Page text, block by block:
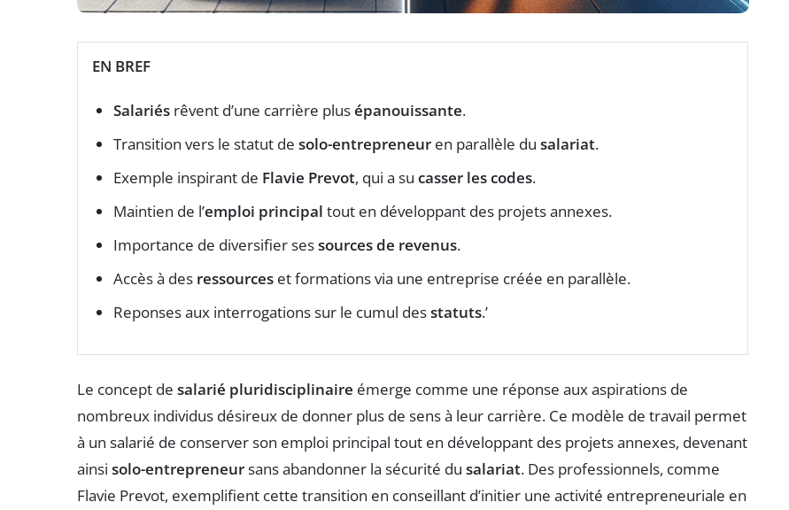
EN BREF
Salariés rêvent d’une carrière plusépanouissante.
Transition vers le statut de solo-entrepreneur en parallèle du salariat.
Exemple inspirant de Flavie Prevot, qui a su casser les codes.
Maintien de l’emploi principal tout en développant des projets annexes.
Importance de diversifier sessources de revenus.
Accès à des ressources et formations via une entreprise créée en parallèle.
Reponses aux interrogations sur le cumul desstatuts.’
Le concept de salarié pluridisciplinaire émerge comme une réponse aux aspirations de
nombreux individus désireux de donner plus de sens à leur carrière. Ce modèle de travail permet
à un salarié de conserver son emploi principal tout en développant des projets annexes, devenant
ainsi solo-entrepreneursans abandonner la sécurité du salariat. Des professionnels, comme
Flavie Prevot, exemplifient cette transition en conseillant d’initier une activité entrepreneuriale en